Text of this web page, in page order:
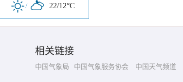
/ 22/12°C
相关链接
中国气象局 中国气象服务协会 中国天气频道